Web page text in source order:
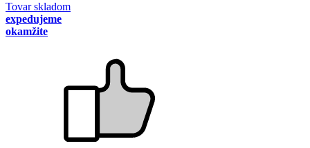
Tovar skladom
expedujeme
okamžite